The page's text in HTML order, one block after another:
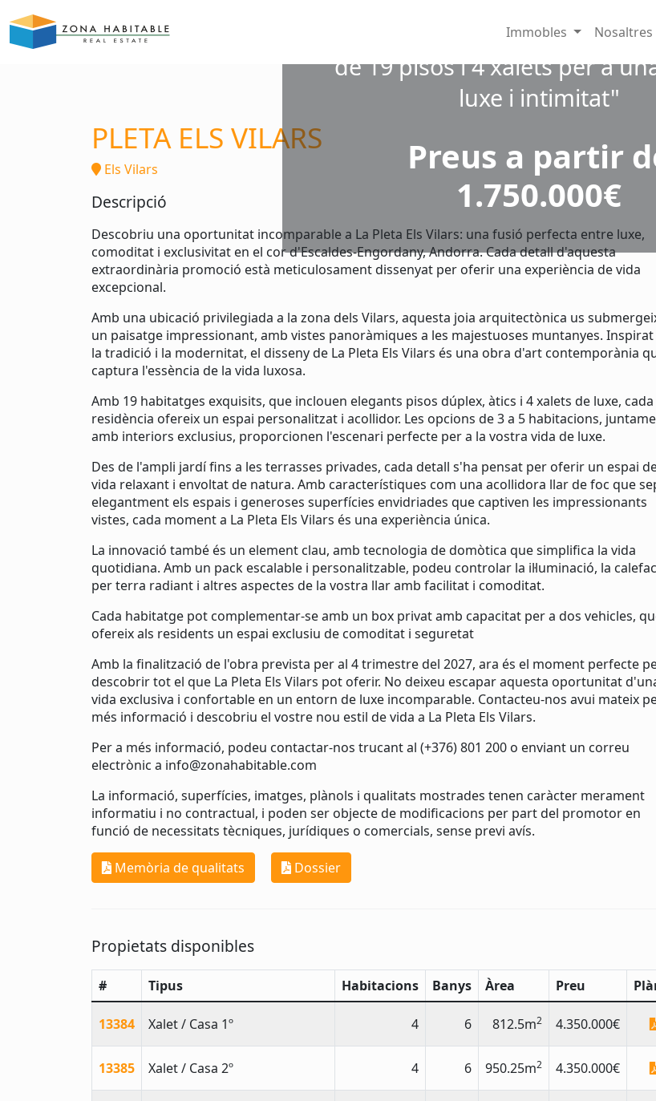
Immobles Nosaltres
"La Pleta Els Vilars: Promoció
de 19 pisos i 4 xalets per a
luxe i intimitat"
Preus a partir
1.750.000€
PLETA ELS VILARS
Els Vilars
Descripció
Descobriu una oportunitat incomparable a La Pleta Els Vilars: una fusió perfecta entre luxe,
comoditat i exclusivitat en el cor d'Escaldes-Engordany, Andorra. Cada detall d'aquesta
extraordinària promoció està meticulosament dissenyat per oferir una experiència de vida
excepcional.
Amb una ubicació privilegiada a la zona dels Vilars, aquesta joia arquitectònica us
un paisatge impressionant, amb vistes panoràmiques a les majestuoses muntanyes. Inspirat
la tradició i la modernitat, el disseny de La Pleta Els Vilars és una obra d'art contemporània
captura l'essència de la vida luxosa.
Amb 19 habitatges exquisits, que inclouen elegants pisos dúplex, àtics i 4 xalets de luxe, cada
residència ofereix un espai personalitzat i acollidor. Les opcions de 3 a 5 habitacions,
amb interiors exclusius, proporcionen l'escenari perfecte per a la vostra vida de luxe.
Des de l'ampli jardí fins a les terrasses privades, cada detall s'ha pensat per oferir un espai
vida relaxant i envoltat de natura. Amb característiques com una acollidora llar de foc que
elegantment els espais i generoses superfícies envidriades que captiven les impressionants
vistes, cada moment a La Pleta Els Vilars és una experiència única.
La innovació també és un element clau, amb tecnologia de domòtica que simplifica la vida
quotidiana. Amb un pack escalable i personalitzable, podeu controlar la il·luminació, la
per terra radiant i altres aspectes de la vostra llar amb facilitat i comoditat.
Cada habitatge pot complementar-se amb un box privat amb capacitat per a dos vehicles,
ofereix als residents un espai exclusiu de comoditat i seguretat
Amb la finalització de l'obra prevista per al 4 trimestre del 2027, ara és el moment perfecte
descobrir tot el que La Pleta Els Vilars pot oferir. No deixeu escapar aquesta oportunitat
vida exclusiva i confortable en un entorn de luxe incomparable. Contacteu-nos avui mateix
més informació i descobriu el vostre nou estil de vida a La Pleta Els Vilars.
Per a més informació, podeu contactar-nos trucant al (+376) 801 200 o enviant un correu
electrònic a info@zonahabitable.com
La informació, superfícies, imatges, plànols i qualitats mostrades tenen caràcter merament
informatiu i no contractual, i poden ser objecte de modificacions per part del promotor en
funció de necessitats tècniques, jurídiques o comercials, sense previ avís.
Memòria de qualitats Dossier
Propietats disponibles
# Tipus Habitacions Banys Àrea Preu
13384 Xalet / Casa 1º 4 6 812.5m2 4.350.000€
13385 Xalet / Casa 2º 4 6 950.25m2 4.350.000€